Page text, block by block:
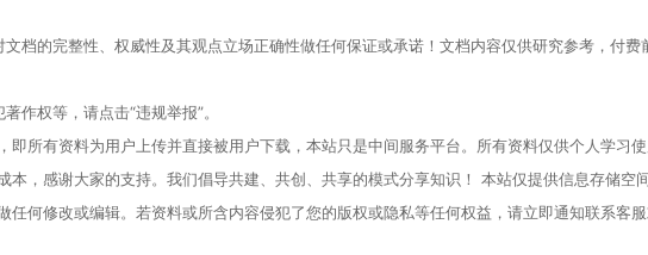
档的完整性、权威性及其观点立场正确性做任何保证或承诺！文档内容仅供研究参考，付费
作权等，请点击“违规举报”。
即所有资料为用户上传并直接被用户下载，本站只是中间服务平台。所有资料仅供个人学习
本，感谢大家的支持。我们倡导共建、共创、共享的模式分享知识！ 本站仅提供信息存储空
任何修改或编辑。若资料或所含内容侵犯了您的版权或隐私等任何权益，请立即通知联系客